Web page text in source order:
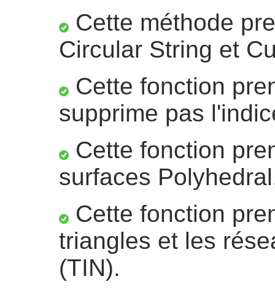
Cette méthode
Circular String et
Cette fonction
supprime pas
Cette fonction
surfaces
Cette fonction
triangles et les
(TIN).